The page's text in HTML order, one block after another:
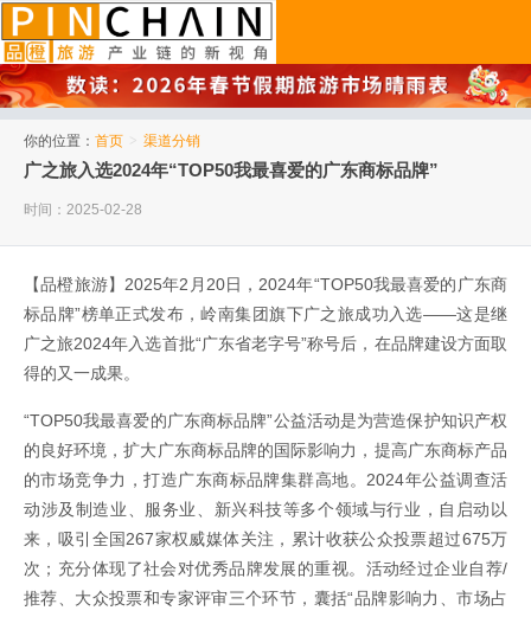
你的位置： 首页 > 渠道分销
广之旅入选2024年“TOP50我最喜爱的广东商标品牌”
时间：2025-02-28
【品橙旅游】2025年2月20日，2024年“TOP50我最喜爱的广东商
标品牌”榜单正式发布，岭南集团旗下广之旅成功入选——这是继
广之旅2024年入选首批“广东省老字号”称号后，在品牌建设方面取
得的又一成果。
“TOP50我最喜爱的广东商标品牌”公益活动是为营造保护知识产权
的良好环境，扩大广东商标品牌的国际影响力，提高广东商标产品
的市场竞争力，打造广东商标品牌集群高地。2024年公益调查活
动涉及制造业、服务业、新兴科技等多个领域与行业，自启动以
来，吸引全国267家权威媒体关注，累计收获公众投票超过675万
次；充分体现了社会对优秀品牌发展的重视。活动经过企业自荐/
推荐、大众投票和专家评审三个环节，囊括“品牌影响力、市场占